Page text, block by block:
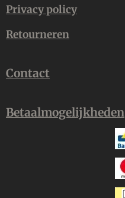
Privacy policy
Retourneren
Contact
Betaalmogelijkheden